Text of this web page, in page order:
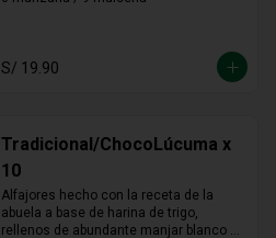
S/ 19.90
Tradicional/ChocoLúcuma x
10
Alfajores hecho con la receta de la
abuela a base de harina de trigo,
rellenos de abundante manjar blanco